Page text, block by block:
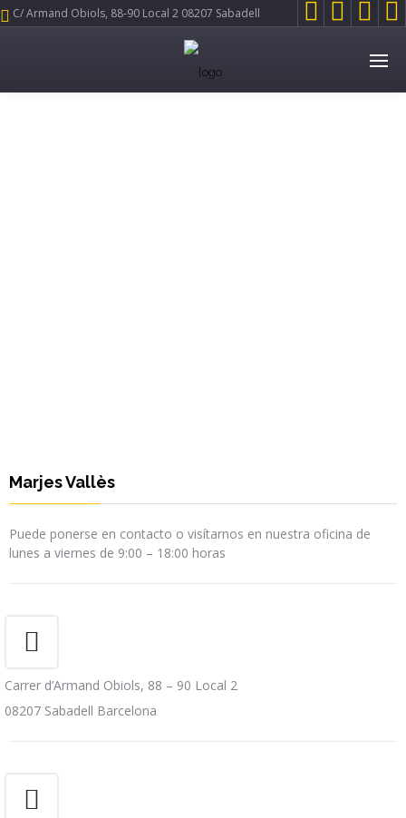
C/ Armand Obiols, 88-90 Local 2 08207 Sabadell    
Marjes Vallès
Puede ponerse en contacto o visítarnos en nuestra oficina de
lunes a viernes de 9:00 – 18:00 horas
Carrer d’Armand Obiols, 88 – 90 Local 2
08207 Sabadell Barcelona